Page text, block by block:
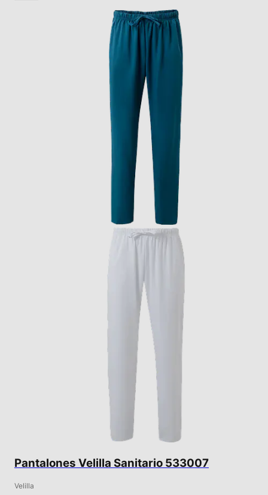
Pantalones Velilla Sanitario 533007
Velilla